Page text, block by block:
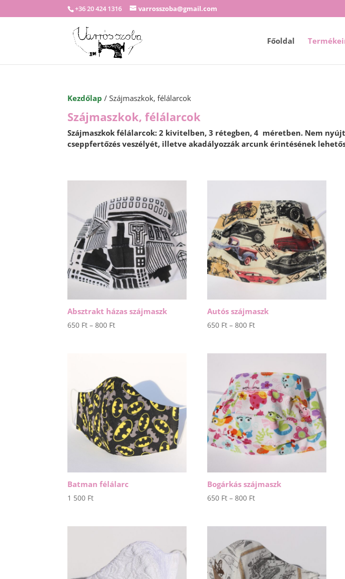
+36 20 424 1316 varrosszoba@gmail.com
Főoldal
Kezdőlap / Szájmaszkok, félálarcok
Szájmaszkok, félálarcok
Szájmaszkok félálarcok: 2 kivitelben, 3 rétegben, 4 méretben. Nem
cseppfertőzés veszélyét, illetve akadályozzák arcunk érintésének
Absztrakt házas szájmaszk
650 Ft – 800 FtÁrtartomány:
Autós szájmaszk
650 Ft – 800 FtÁrtartomány:
Batman félálarc
1 500 Ft
Bogárkás szájmaszk
650 Ft – 800 FtÁrtartomány: